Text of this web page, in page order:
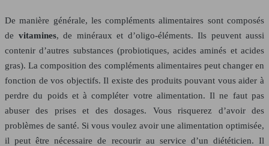
De manière générale, les compléments alimentaires sont composés
de vitamines, de minéraux et d’oligo-éléments. Ils peuvent aussi
contenir d’autres substances (probiotiques, acides aminés et acides
gras). La composition des compléments alimentaires peut changer en
fonction de vos objectifs. Il existe des produits pouvant vous aider à
perdre du poids et à compléter votre alimentation. Il ne faut pas
abuser des prises et des dosages. Vous risquerez d’avoir des
problèmes de santé. Si vous voulez avoir une alimentation optimisée,
il peut être nécessaire de recourir au service d’un diététicien. Il